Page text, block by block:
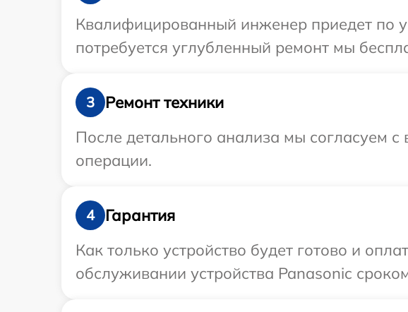
Квалифицированный инженер приедет по
потребуется углубленный ремонт мы
3
Ремонт техники
После детального анализа мы согласуем
операции.
4
Гарантия
Как только устройство будет готово и
обслуживании устройства Panasonic